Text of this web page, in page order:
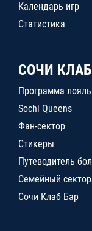
Календарь игр
Статистика
СОЧИ КЛАБ
Программа
Sochi Queens
Фан-сектор
Стикеры
Путеводитель
Семейный сектор
Сочи Клаб Бар